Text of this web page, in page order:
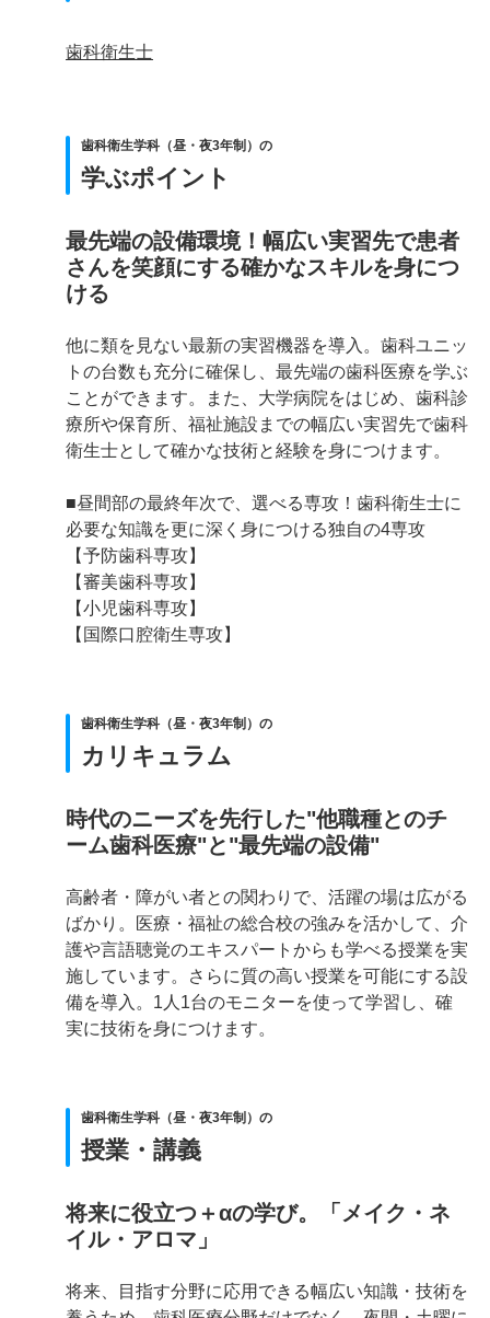
歯科衛生士
歯科衛生学科（昼・夜3年制）の
学ぶポイント
最先端の設備環境！幅広い実習先で患者
さんを笑顔にする確かなスキルを身につ
ける
他に類を見ない最新の実習機器を導入。歯科ユニッ
トの台数も充分に確保し、最先端の歯科医療を学ぶ
ことができます。また、大学病院をはじめ、歯科診
療所や保育所、福祉施設までの幅広い実習先で歯科
衛生士として確かな技術と経験を身につけます。
■昼間部の最終年次で、選べる専攻！歯科衛生士に
必要な知識を更に深く身につける独自の4専攻
【予防歯科専攻】
【審美歯科専攻】
【小児歯科専攻】
【国際口腔衛生専攻】
歯科衛生学科（昼・夜3年制）の
カリキュラム
時代のニーズを先行した"他職種とのチ
ーム歯科医療"と"最先端の設備"
高齢者・障がい者との関わりで、活躍の場は広がる
ばかり。医療・福祉の総合校の強みを活かして、介
護や言語聴覚のエキスパートからも学べる授業を実
施しています。さらに質の高い授業を可能にする設
備を導入。1人1台のモニターを使って学習し、確
実に技術を身につけます。
歯科衛生学科（昼・夜3年制）の
授業・講義
将来に役立つ＋αの学び。「メイク・ネ
イル・アロマ」
将来、目指す分野に応用できる幅広い知識・技術を